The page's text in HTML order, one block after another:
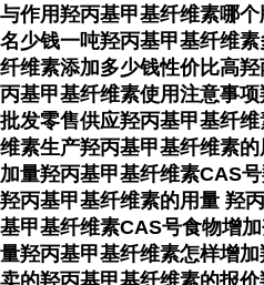
与作用羟丙基甲基纤维素哪
名少钱一吨羟丙基甲基纤维
纤维素添加多少钱性价比高
丙基甲基纤维素使用注意事
批发零售供应羟丙基甲基纤
维素生产羟丙基甲基纤维素
加量羟丙基甲基纤维素CAS
羟丙基甲基纤维素的用量 羟
基甲基纤维素CAS号食物增
量羟丙基甲基纤维素怎样增
卖的羟丙基甲基纤维素的报